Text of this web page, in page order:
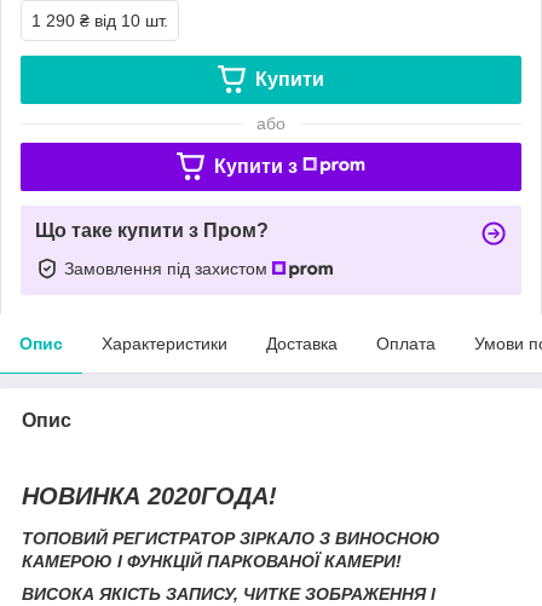
1 290 ₴ від 10 шт.
Купити
або
Купити з
Що таке купити з Пром?
Замовлення під захистом
Опис Характеристики Доставка Оплата Умови
Опис
НОВИНКА 2020ГОДА!
ТОПОВИЙ РЕГИСТРАТОР ЗІРКАЛО З ВИНОСНОЮ
КАМЕРОЮ І ФУНКЦІЙ ПАРКОВАНОЇ КАМЕРИ!
ВИСОКА ЯКІСТЬ ЗАПИСУ, ЧИТКЕ ЗОБРАЖЕННЯ І